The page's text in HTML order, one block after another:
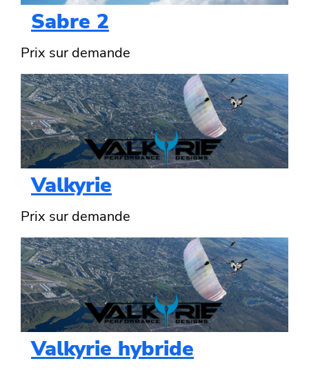
Sabre 2
Prix sur demande
Valkyrie
Prix sur demande
Valkyrie hybride